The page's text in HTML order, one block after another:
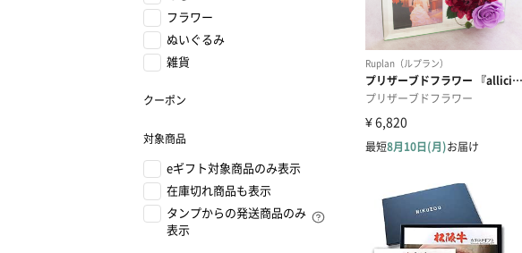
フラワー
ぬいぐるみ
雑貨
クーポン
対象商品
eギフト対象商品のみ表示
在庫切れ商品も表示
タンプからの発送商品のみ
表示